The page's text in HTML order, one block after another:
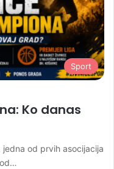
Sport
Ko danas
od prvih asocijacija